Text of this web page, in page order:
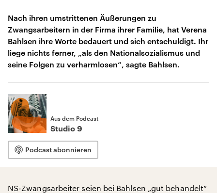
Nach ihren umstrittenen Äußerungen zu
Zwangsarbeitern in der Firma ihrer Familie, hat Verena
Bahlsen ihre Worte bedauert und sich entschuldigt. Ihr
liege nichts ferner, „als den Nationalsozialismus und
seine Folgen zu verharmlosen“, sagte Bahlsen.
Aus dem Podcast
Studio 9
Podcast abonnieren
NS-Zwangsarbeiter seien bei Bahlsen „gut behandelt“